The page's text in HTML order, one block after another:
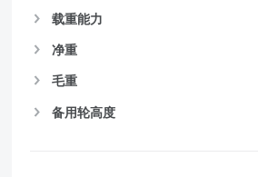
载重能力
净重
毛重
备用轮高度